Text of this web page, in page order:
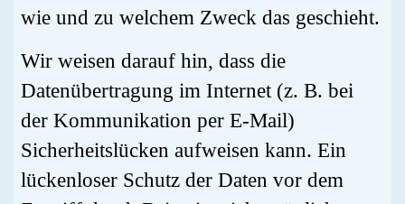
wie und zu welchem Zweck das geschieht.
Wir weisen darauf hin, dass die
Datenübertragung im Internet (z. B. bei
der Kommunikation per E-Mail)
Sicherheitslücken aufweisen kann. Ein
lückenloser Schutz der Daten vor dem